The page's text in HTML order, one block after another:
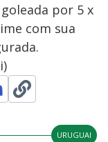
por 5 x
com sua
URUGUAI